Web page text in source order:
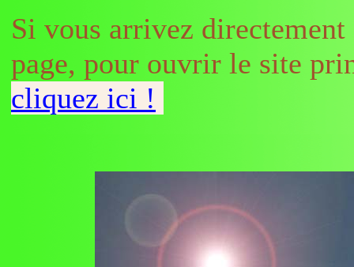
Si vous arrivez directement
page, pour ouvrir le site
cliquez ici !